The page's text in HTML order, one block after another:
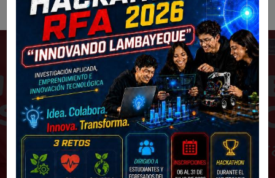
I.E.S. REPÚBLICA FEDERAL DE
ALEMANIA